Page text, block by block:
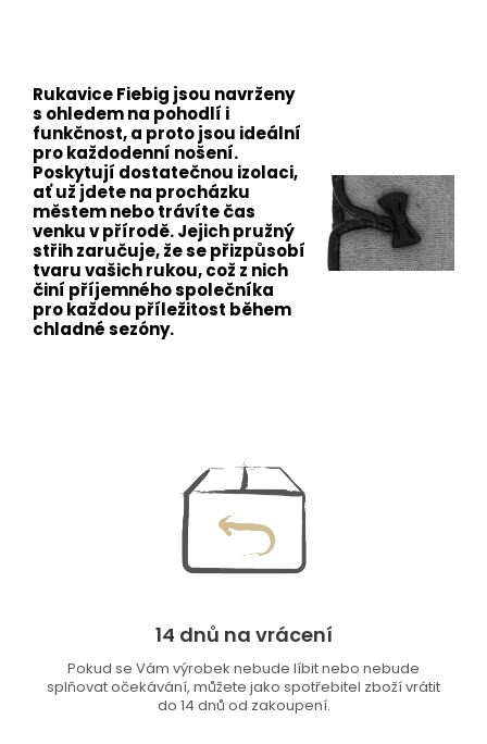
Rukavice Fiebig jsou navrženy
s ohledem na pohodlí i
funkčnost, a proto jsou ideální
pro každodenní nošení.
Poskytují dostatečnou izolaci,
ať už jdete na procházku
městem nebo trávíte čas
venku v přírodě. Jejich pružný
střih zaručuje, že se přizpůsobí
tvaru vašich rukou, což z nich
činí příjemného společníka
pro každou příležitost během
chladné sezóny.
14 dnů na vrácení
Pokud se Vám výrobek nebude líbit nebo nebude
splňovat očekávání, můžete jako spotřebitel zboží vrátit
do 14 dnů od zakoupení.